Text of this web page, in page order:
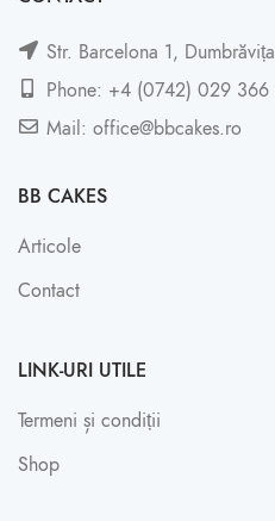
Str. Barcelona 1, Dumbrăvița
Phone: +4 (0742) 029 366
Mail: office@bbcakes.ro
BB CAKES
Articole
Contact
LINK-URI UTILE
Termeni și condiții
Shop